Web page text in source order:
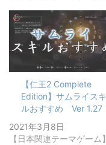
【仁王2 Complete
Edition】サムライスキ
ルおすすめ Ver 1.27
2021年3月8日
【日本関連テーマゲーム】